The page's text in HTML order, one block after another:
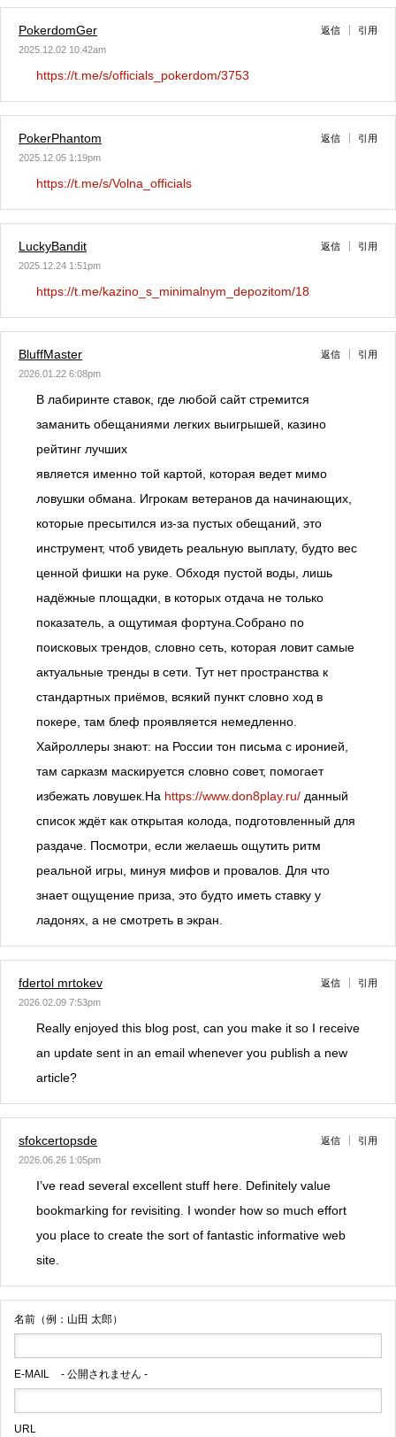
PokerdomGer
2025.12.02 10:42am
返信 引用
https://t.me/s/officials_pokerdom/3753
PokerPhantom
2025.12.05 1:19pm
返信 引用
https://t.me/s/Volna_officials
LuckyBandit
2025.12.24 1:51pm
返信 引用
https://t.me/kazino_s_minimalnym_depozitom/18
BluffMaster
2026.01.22 6:08pm
返信 引用
В лабиринте ставок, где любой сайт стремится
заманить обещаниями легких выигрышей, казино
рейтинг лучших
является именно той картой, которая ведет мимо
ловушки обмана. Игрокам ветеранов да начинающих,
которые пресытился из-за пустых обещаний, это
инструмент, чтоб увидеть реальную выплату, будто вес
ценной фишки на руке. Обходя пустой воды, лишь
надёжные площадки, в которых отдача не только
показатель, а ощутимая фортуна.Собрано по
поисковых трендов, словно сеть, которая ловит самые
актуальные тренды в сети. Тут нет пространства к
стандартных приёмов, всякий пункт словно ход в
покере, там блеф проявляется немедленно.
Хайроллеры знают: на России тон письма с иронией,
там сарказм маскируется словно совет, помогает
избежать ловушек.На https://www.don8play.ru/ данный
список ждёт как открытая колода, подготовленный для
раздаче. Посмотри, если желаешь ощутить ритм
реальной игры, минуя мифов и провалов. Для что
знает ощущение приза, это будто иметь ставку у
ладонях, а не смотреть в экран.
fdertol mrtokev
2026.02.09 7:53pm
返信 引用
Really enjoyed this blog post, can you make it so I receive
an update sent in an email whenever you publish a new
article?
sfokcertopsde
2026.06.26 1:05pm
返信 引用
I’ve read several excellent stuff here. Definitely value
bookmarking for revisiting. I wonder how so much effort
you place to create the sort of fantastic informative web
site.
名前（例：山田 太郎）
E-MAIL - 公開されません -
URL